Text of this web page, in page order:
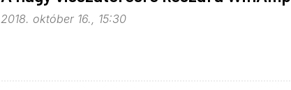
2018. október 16., 15:30